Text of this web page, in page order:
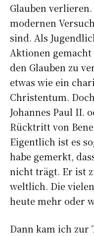
Glauben
modernen
sind. Als
Aktionen
den Glauben zu
etwas wie ein
Christentum.
Johannes Paul II.
Rücktritt von
Eigentlich ist es
habe gemerkt,
nicht trägt. Er ist
weltlich. Die
heute mehr oder
Dann kam ich zur